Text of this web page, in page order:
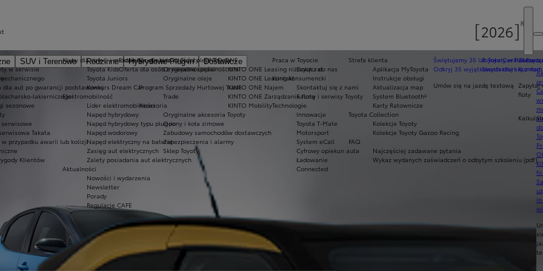
SUV i Terenowe Rodzinne Hybrydowe Plug-in
Dostawcze
Ekobonus dla hybryd Toyoty
Oferta dla osób z niepełnosprawnościami
Świętujemy 35 lat Toyoty w Polsce
Odkryj 35 wyjątkowych ofert
Umów się na jazdę testową
Kluby dla dzieci i młodzieży
Toyota Kids
Toyota Juniors
Konkurs Dream Car
Elektromobilność
Lider elektromobilności
Napęd hybrydowy
Napęd hybrydowy typu plug-in
Napęd wodorowy
Napęd elektryczny na baterię
Zasięg aut elektrycznych
Zalety posiadania aut elektrycznych
Aktualności
Nowości i wydarzenia
Newsletter
Porady
Regulacje CAFE
Praca w Toyocie
Dołącz do nas
Kontakt
Skontaktuj się z nami
Salony i serwisy Toyoty
Technologie
Innowacje
Toyota T-Mate
Motorsport
System eCall
Cyfrowy opiekun auta
Ładowanie
Connected
Toyota Central
Skontaktuj się z
KINTO ONE
KINTO ONE Leasing niższych rat
KINTO ONE Leasing konsumencki
KINTO ONE Najem
KINTO ONE Zarządzanie flotą
KINTO Mobility
Komfort
Zapytaj
floty
w serwisie
dla aut po gwarancji podstawowej
lakierniczego
sezonowe
serwisowe
Takata
w przypadku awarii lub kolizji
Klientów
Oryginalne części i oleje Toyoty
Oryginalne części
Oryginalne oleje
Program Sprzedaży Hurtowej Trade
Trade
Akcesoria
Oryginalne akcesoria Toyoty
Opony i koła zimowe
Zabudowy samochodów dostawczych
Zabezpieczenia i alarmy
Sklep Toyoty
Strefa klienta
Aplikacja MyToyota
Instrukcje obsługi
Aktualizacja map
System Bluetooth®
Karty Ratownicze
Toyota Collection
Kolekcje Toyoty
Kolekcje Toyoty Gazoo Racing
FAQ
Najczęściej zadawane pytania
Wykaz wydanych zaświadczeń o odbytym szkoleniu (pdf)